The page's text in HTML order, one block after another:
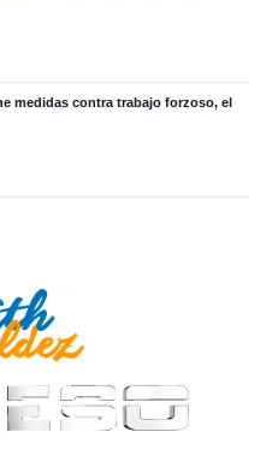
medidas contra trabajo forzoso, el